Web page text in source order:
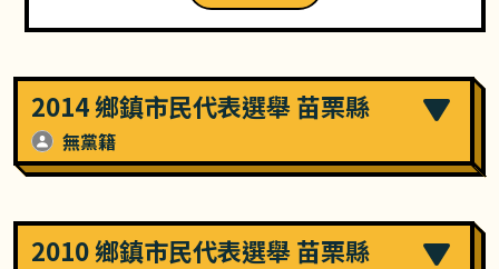
2014 鄉鎮市民代表選舉 苗栗縣
無黨籍
2010 鄉鎮市民代表選舉 苗栗縣